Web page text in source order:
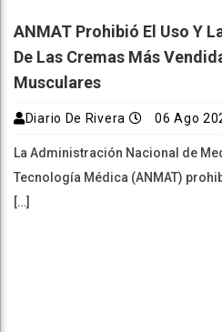
ANMAT Prohibió El Uso Y
De Las Cremas Más
Musculares
Diario De Rivera 06 Ago
La Administración Nacional de
Tecnología Médica (ANMAT)
[…]